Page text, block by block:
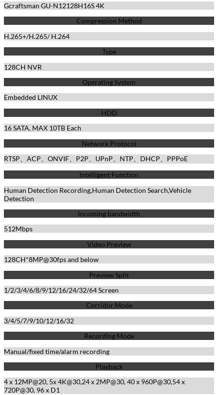
Gcraftsman GU-N12128H16S 4K
Compression Method
H.265+/H.265/ H.264
Type
128CH NVR
Operating System
Embedded LINUX
HDD
16 SATA, MAX 10TB Each
Network Protocol
RTSP、ACP、ONVIF、P2P、UPnP、NTP、DHCP、PPPoE
Intelligent Function
Human Detection Recording,Human Detection Search,Vehicle
Detection
Incoming bandwidth
512Mbps
Video Preview
128CH*8MP@30fps and below
Preview Split
1/2/3/4/6/8/9/12/16/24/32/64 Screen
Corridor Mode
3/4/5/7/9/10/12/16/32
Recording Mode
Manual/fixed time/alarm recording
Playback
4 x 12MP@20, 5x 4K@30,24 x 2MP@30, 40 x 960P@30,54 x
720P@30, 96 x D1